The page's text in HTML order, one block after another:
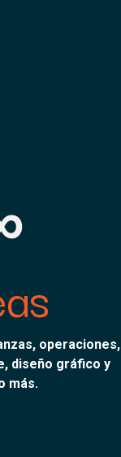
operaciones,
diseño gráfico y
más.